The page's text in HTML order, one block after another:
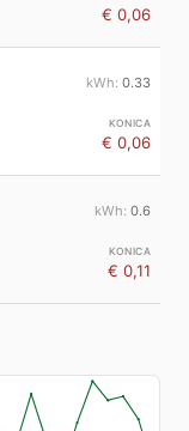
€ 0,06
0.33
€ 0,06
0.6
€ 0,11